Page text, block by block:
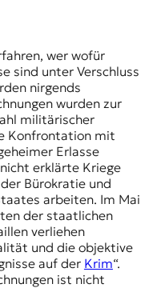
wer wofür
sind unter Verschluss
nirgends
wurden zur
militärischer
Konfrontation mit
Erlasse
erklärte Kriege
Bürokratie und
arbeiten. Im Mai
der staatlichen
verliehen
und die objektive
auf der Krim“.
ist nicht